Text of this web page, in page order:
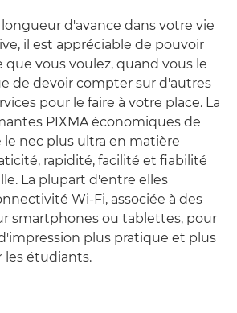
d'avance dans votre vie
il est appréciable de pouvoir
vous voulez, quand vous le
de devoir compter sur d'autres
pour le faire à votre place. La
PIXMA économiques de
le nec plus ultra en matière
rapidité, facilité et fiabilité
La plupart d'entre elles
Wi-Fi, associée à des
smartphones ou tablettes, pour
plus pratique et plus
les étudiants.